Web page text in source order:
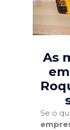
As
Se o